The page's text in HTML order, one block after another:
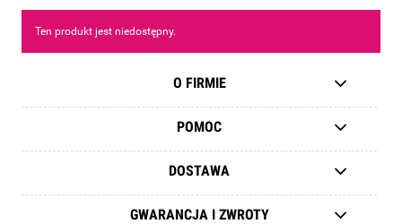
Ten produkt jest niedostępny.
O FIRMIE
POMOC
DOSTAWA
GWARANCJA I ZWROTY